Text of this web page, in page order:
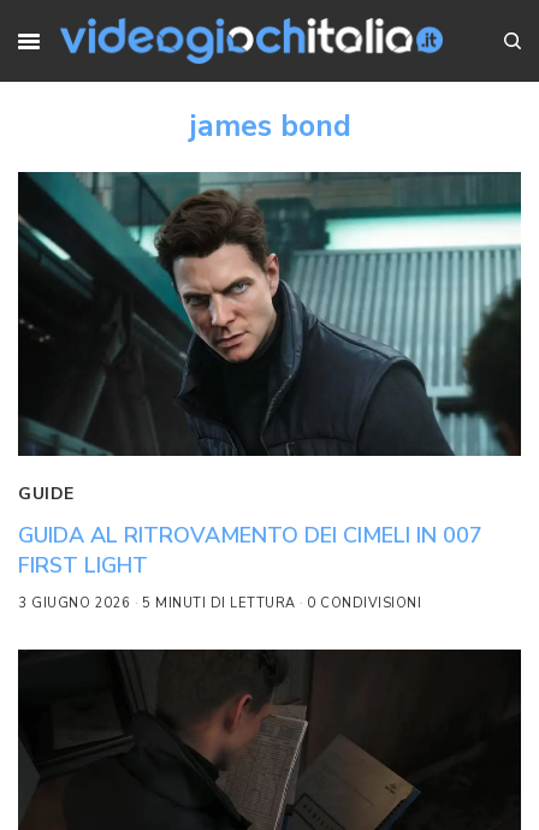
james bond
GUIDE
GUIDA AL RITROVAMENTO DEI CIMELI IN 007
FIRST LIGHT
3 GIUGNO 2026 5 MINUTI DI LETTURA 0 CONDIVISIONI